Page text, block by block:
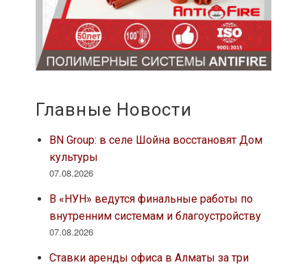
Главные Новости
BN Group: в селе Шойна восстановят Дом
культуры
07.08.2026
В «НУН» ведутся финальные работы по
внутренним системам и благоустройству
07.08.2026
Ставки аренды офиса в Алматы за три